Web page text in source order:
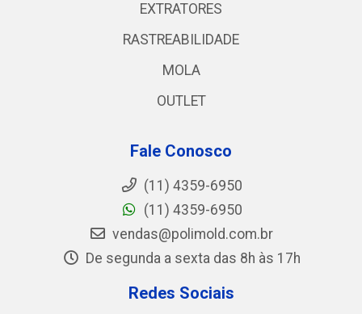
EXTRATORES
RASTREABILIDADE
MOLA
OUTLET
Fale Conosco
(11) 4359-6950
(11) 4359-6950
vendas@polimold.com.br
De segunda a sexta das 8h às 17h
Redes Sociais